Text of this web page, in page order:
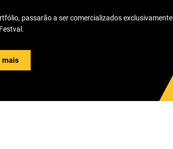
passarão a ser comercializados exclusivamente
mais